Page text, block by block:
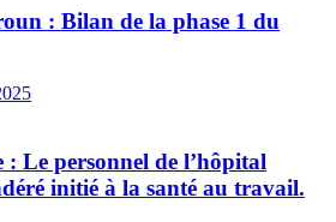
: Bilan de la phase 1 du
Le personnel de l’hôpital
initié à la santé au travail.